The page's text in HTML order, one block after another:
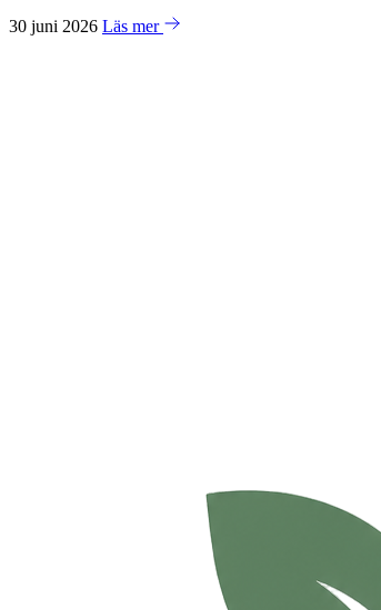
30 juni 2026 Läs mer